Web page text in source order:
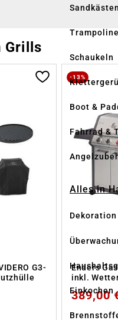
Sandkästen
Trampoline
Schaukeln
Boot &
Fahrrad &
Alles in
Dekoration
Einkochen
Grills
G3-
-13%
Enders
inkl.
389,00